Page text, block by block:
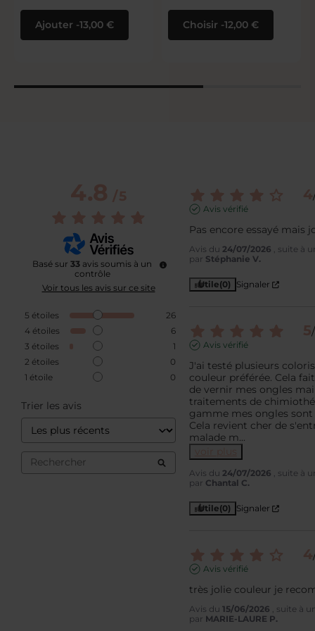
Ajouter 13,00 € Choisir 12,00 €
4.8/5
Basé sur 33 avis soumis à un
contrôle
Voir tous les avis sur ce site
5 étoiles
26
4 étoiles
6
3 étoiles
1
2 étoiles
0
1 étoile 0
Trier les avis
4
Avis vérifié
Pas encore essayé mais
Avis du 24/07/2026 , suite à
par Stéphanie V.
Utile(0) Signaler
5/
Avis vérifié
J'ai testé plusieurs
couleur préférée. Cela
de vernir mes ongles
traitements de
gamme mes ongles
Cela revient cher de
malade m...
Avis du 24/07/2026 , suite à
par Chantal C.
Utile(0) Signaler
4
Avis vérifié
très jolie couleur je
Avis du 15/06/2026 , suite à
par MARIE-LAURE P.